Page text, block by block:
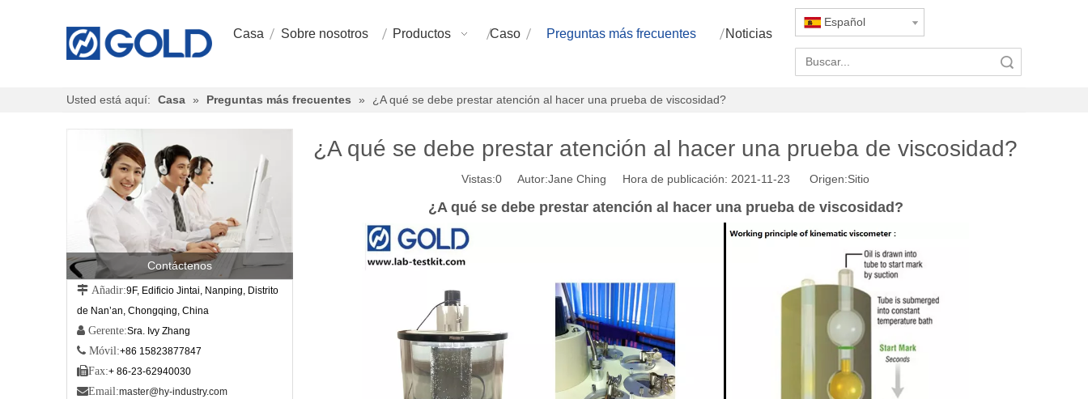
Casa Sobre nosotros Productos Caso Preguntas más frecuentes Noticias
Español
Usted está aquí: Casa » Preguntas más frecuentes » ¿A qué se debe prestar atención al hacer una prueba de viscosidad?
Contáctenos
 Añadir:9F, Edificio Jintai, Nanping, Distrito
de Nan’an, Chongqing, China
 Gerente:Sra. Ivy Zhang
 Móvil:+86 15823877847
Fax:+ 86-23-62940030
Email:master@hy-industry.com
¿A qué se debe prestar atención al hacer una prueba de viscosidad?
Vistas:0 Autor:Jane Ching Hora de publicación: 2021-11-23 Origen:Sitio
¿A qué se debe prestar atención al hacer una prueba de viscosidad?